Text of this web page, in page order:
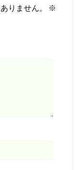
りません。
※